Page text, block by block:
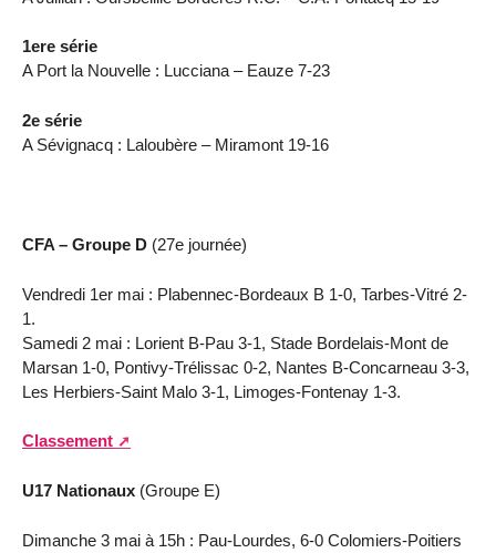
1ere série
A Port la Nouvelle : Lucciana – Eauze 7-23
2e série
A Sévignacq : Laloubère – Miramont 19-16
CFA – Groupe D (27e journée)
Vendredi 1er mai : Plabennec-Bordeaux B 1-0, Tarbes-Vitré 2-
1.
Samedi 2 mai : Lorient B-Pau 3-1, Stade Bordelais-Mont de
Marsan 1-0, Pontivy-Trélissac 0-2, Nantes B-Concarneau 3-3,
Les Herbiers-Saint Malo 3-1, Limoges-Fontenay 1-3.
Classement
U17 Nationaux (Groupe E)
Dimanche 3 mai à 15h : Pau-Lourdes, 6-0 Colomiers-Poitiers